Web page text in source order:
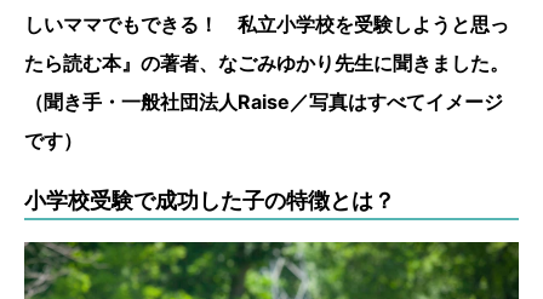
しいママでもできる！ 私立小学校を受験しようと思っ
たら読む本』の著者、なごみゆかり先生に聞きました。
（聞き手・一般社団法人Raise／写真はすべてイメージ
です）
小学校受験で成功した子の特徴とは？